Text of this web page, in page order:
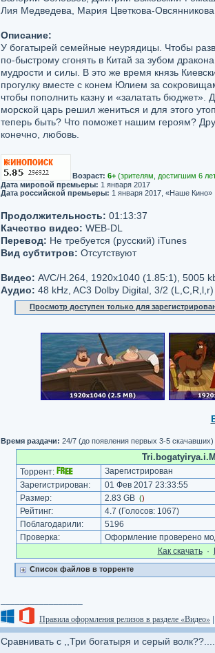
Лия Медведева, Мария Цветкова-Овсянникова
Описание:
У богатырей семейные неурядицы. Чтобы
по-быстрому сгонять в Китай за зубом
мудрости и силы. В это же время князь
прогулку вместе с конем Юлием за
чтобы пополнить казну и «залатать бюджет».
морской царь решил жениться и для этого
теперь быть? Что поможет нашим героям?
конечно, любовь.
Возраст: 6+ (зрителям, достигшим 6
Дата мировой премьеры: 1 января 2017
Дата российской премьеры: 1 января 2017, «Наше Кино»
Продолжительность: 01:13:37
Качество видео: WEB-DL
Перевод: Не требуется (русский) iTunes
Вид субтитров: Отсутствуют
Видео: AVC/H.264, 1920x1040 (1.85:1), 5005
Аудио: 48 kHz, AC3 Dolby Digital, 3/2
Просмотр доступен только для
Время раздачи: 24/7 (до появления первых 3-5 скачавших)
Торрент:
Зарегистрирован
Зарегистрирован:
01 Фев 2017 23:33:55
Размер:
2.83 GB ()
Рейтинг: 4.7 (Голосов: 1067)
Поблагодарили:
5196
Проверка:
Оформление проверено
Как cкачать·
Список файлов в торренте
Правила оформления релизов в разделе «Видео»
Сравнивать с ,,Три богатыря и серый